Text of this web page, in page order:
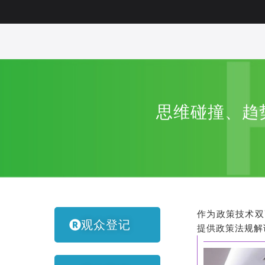
思维碰撞、
观众登记
作为政策技术
提供政策法规